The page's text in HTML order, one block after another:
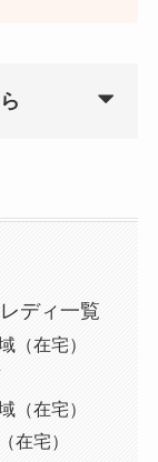
ディ一覧
（在宅）
（在宅）
在宅）